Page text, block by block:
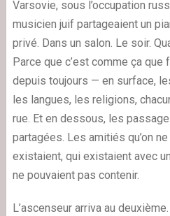
Varsovie, sous l’occupation
musicien juif partageaient un
privé. Dans un salon. Le soir.
Parce que c’est comme ça que
depuis toujours — en surface,
les langues, les religions,
rue. Et en dessous, les
partagées. Les amitiés qu’on
existaient, qui existaient avec
ne pouvaient pas contenir.
L’ascenseur arriva au